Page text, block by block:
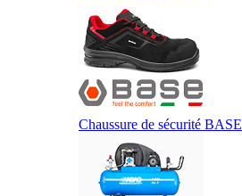
Chaussure de sécurité BASE